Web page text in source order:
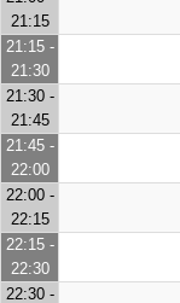
21:15
21:15 -
21:30
21:30 -
21:45
21:45 -
22:00
22:00 -
22:15
22:15 -
22:30
22:30 -